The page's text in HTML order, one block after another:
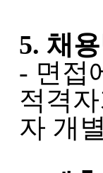
5. 채
- 면접
적격
자 개